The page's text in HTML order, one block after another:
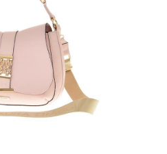
podmínky
Napište nám